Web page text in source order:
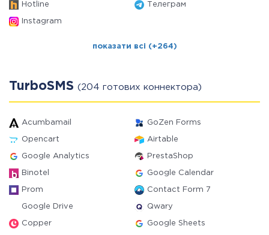
Hotline Телеграм
Instagram
показати всі (+264)
TurboSMS (204 готових коннектора)
Acumbamail GoZen Forms
Opencart Airtable
Google Analytics PrestaShop
Binotel Google Calendar
Prom Contact Form 7
Google Drive Qwary
Copper Google Sheets